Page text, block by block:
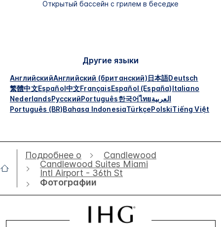
Открытый бассейн с грилем в беседке
Другие языки
АнглийскийАнглийский (британский)日本語Deutsch
繁體中文Español中文FrançaisEspañol (España)Italiano
NederlandsРусскийPortuguês한국어ไทยالعربية
Português (BR)Bahasa IndonesiaTürkçePolskiTiếng Việt
Подробнее о
Candlewood
Candlewood Suites Miami
Intl Airport - 36th St
Фотографии